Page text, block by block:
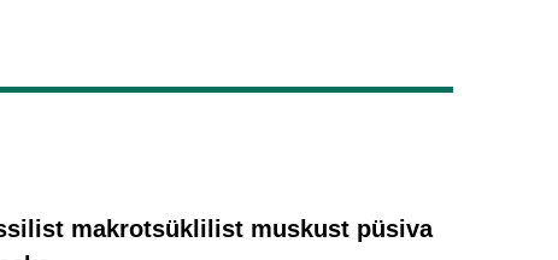
makrotsüklilist muskust püsiva